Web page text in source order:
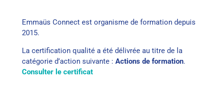
Emmaüs Connect est organisme de formation depuis
2015.
La certification qualité a été délivrée au titre de la
catégorie d’action suivante : Actions de formation.
Consulter le certificat